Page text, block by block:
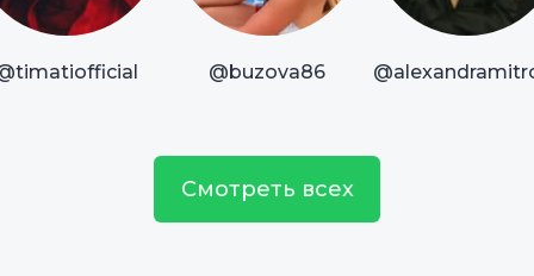
@buzova86
Смотреть всех